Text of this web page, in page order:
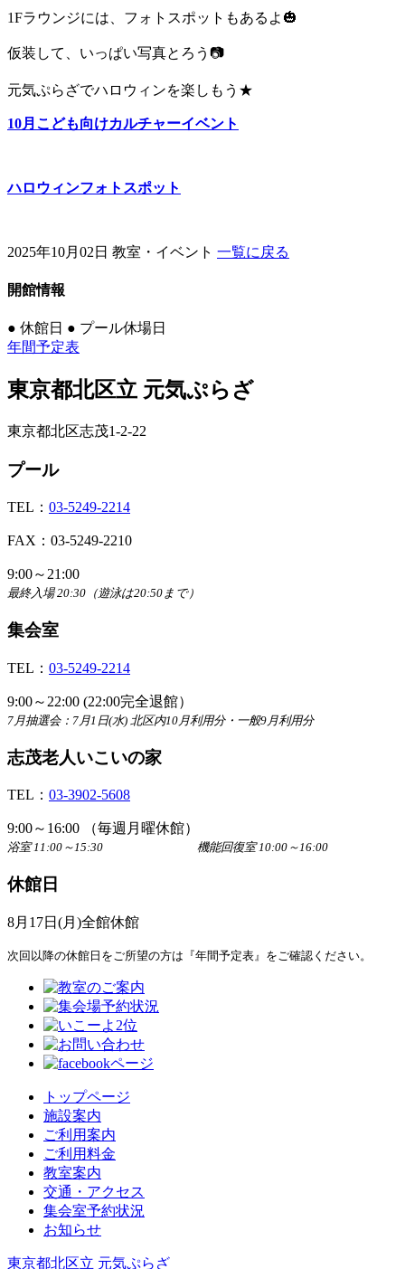
1Fラウンジには、フォトスポットもあるよ🎃
仮装して、いっぱい写真とろう📷
元気ぷらざでハロウィンを楽しもう★
10月こども向けカルチャーイベント
ハロウィンフォトスポット
2025年10月02日 教室・イベント 一覧に戻る
開館情報
● 休館日 ● プール休場日
年間予定表
東京都北区立 元気ぷらざ
東京都北区志茂1-2-22
プール
TEL： 03-5249-2214
FAX：03-5249-2210
9:00～21:00
最終入場 20:30（遊泳は20:50まで）
集会室
TEL： 03-5249-2214
9:00～22:00 (22:00完全退館）
7月抽選会：7月1日(水) 北区内10月利用分・一般9月利用分
志茂老人いこいの家
TEL： 03-3902-5608
9:00～16:00 （毎週月曜休館）
浴室 11:00～15:30 機能回復室 10:00～16:00
休館日
8月17日(月)全館休館
次回以降の休館日をご所望の方は『年間予定表』をご確認ください。
トップページ
施設案内
ご利用案内
ご利用料金
教室案内
交通・アクセス
集会室予約状況
お知らせ
東京都北区立 元気ぷらざ